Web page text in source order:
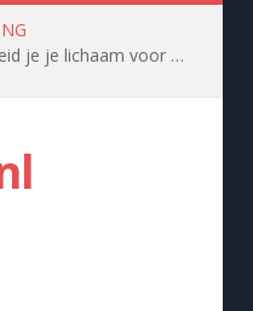
Ek voetbal en voeding zo bereid je je lichaam voor op topprestaties